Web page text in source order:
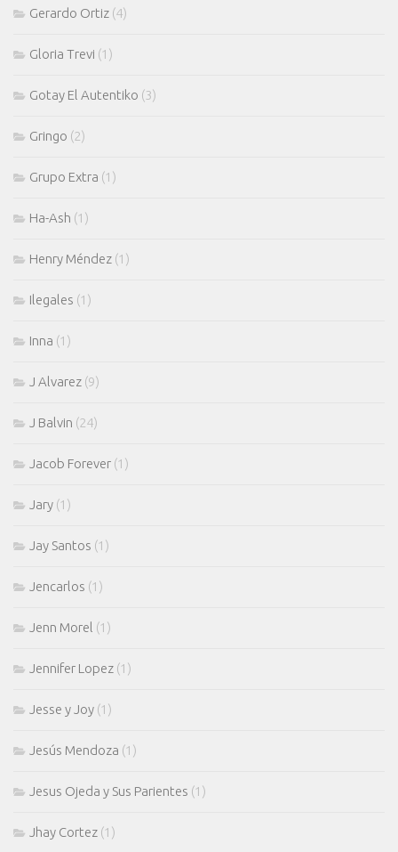
Gerardo Ortiz (4)
Gloria Trevi (1)
Gotay El Autentiko (3)
Gringo (2)
Grupo Extra (1)
Ha-Ash (1)
Henry Méndez (1)
Ilegales (1)
Inna (1)
J Alvarez (9)
J Balvin (24)
Jacob Forever (1)
Jary (1)
Jay Santos (1)
Jencarlos (1)
Jenn Morel (1)
Jennifer Lopez (1)
Jesse y Joy (1)
Jesús Mendoza (1)
Jesus Ojeda y Sus Parientes (1)
Jhay Cortez (1)